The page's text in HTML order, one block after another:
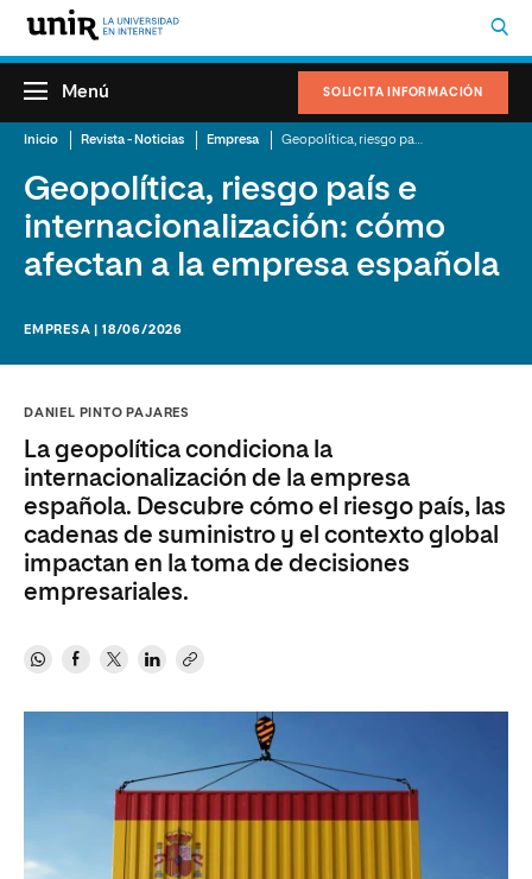
SOLICITA INFORMACIÓN
Menú
Inicio Revista - Noticias Empresa
Geopolítica, riesgo país e
internacionalización: cómo
afectan a la empresa española
EMPRESA | 18/06/2026
DANIEL PINTO PAJARES
La geopolítica condiciona la
internacionalización de la empresa
española. Descubre cómo el riesgo país, las
cadenas de suministro y el contexto global
impactan en la toma de decisiones
empresariales.